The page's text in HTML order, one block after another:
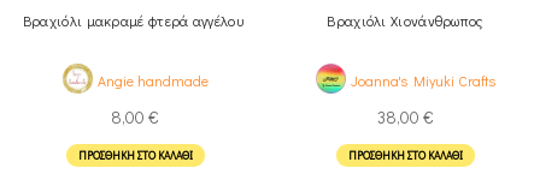
Βραχιόλι μακραμέ φτερά αγγέλου
Angie handmade
8,00 €
ΠΡΟΣΘΉΚΗ ΣΤΟ ΚΑΛΆΘΙ
Βραχιόλι Χιονάνθρωπος
Joanna's Miyuki Crafts
38,00 €
ΠΡΟΣΘΉΚΗ ΣΤΟ ΚΑΛΆΘΙ